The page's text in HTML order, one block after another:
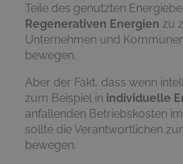
Teile des genutzten
Regenerativen Energien zu
Unternehmen und
bewegen.
Aber der Fakt, dass wenn
zum Beispiel in individuelle
anfallenden Betriebskosten
sollte die Verantwortlichen
bewegen.